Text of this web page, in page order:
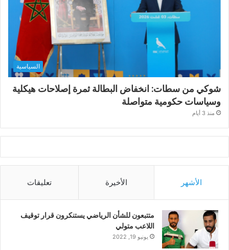
السياسية
شوكي من سطات: انخفاض البطالة ثمرة إصلاحات هيكلية
وسياسات حكومية متواصلة
منذ 3 أيام
الأشهر الأخيرة تعليقات
متتبعون للشأن الرياضي يستنكرون قرار توقيف
اللاعب متولي
يونيو 19, 2022